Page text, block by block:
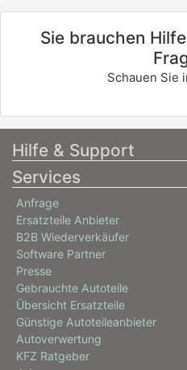
Sie brauchen
Schauen Sie
Hilfe & Support
Services
Anfrage
Ersatzteile Anbieter
B2B Wiederverkäufer
Software Partner
Presse
Gebrauchte Autoteile
Übersicht Ersatzteile
Günstige Autoteileanbieter
Autoverwertung
KFZ Ratgeber